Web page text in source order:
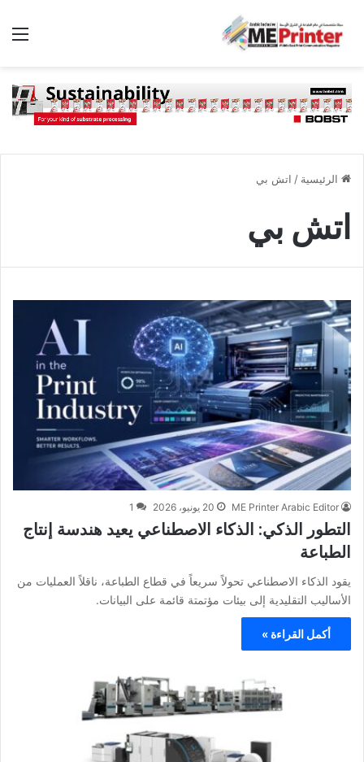
الرئيسية / اتش بي
اتش بي
ME Printer Arabic Editor 20 يونيو، 2026 1
التطور الذكي: الذكاء الاصطناعي يعيد هندسة إنتاج
الطباعة
يقود الذكاء الاصطناعي تحولاً سريعاً في قطاع الطباعة، ناقلاً العمليات من
الأساليب التقليدية إلى بيئات مؤتمتة قائمة على البيانات.
أكمل القراءة »